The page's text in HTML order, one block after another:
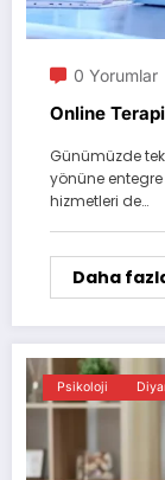
0 Yorumlar
Online Terapi
Günümüzde
yönüne
hizmetleri de…
Daha
Psikoloji